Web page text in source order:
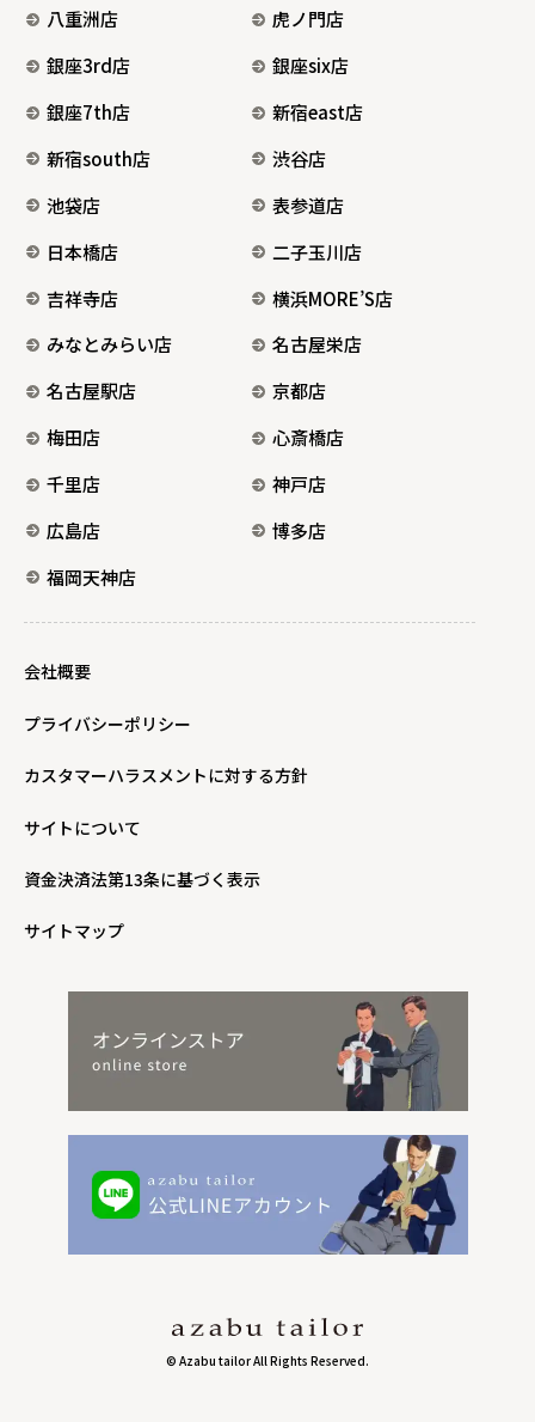
八重洲店
虎ノ門店
銀座3rd店
銀座six店
銀座7th店
新宿east店
新宿south店
渋谷店
池袋店
表参道店
日本橋店
二子玉川店
吉祥寺店
横浜MORE’S店
みなとみらい店
名古屋栄店
名古屋駅店
京都店
梅田店
心斎橋店
千里店
神戸店
広島店
博多店
福岡天神店
会社概要
プライバシーポリシー
カスタマーハラスメントに対する方針
サイトについて
資金決済法第13条に基づく表示
サイトマップ
© Azabu tailor All Rights Reserved.